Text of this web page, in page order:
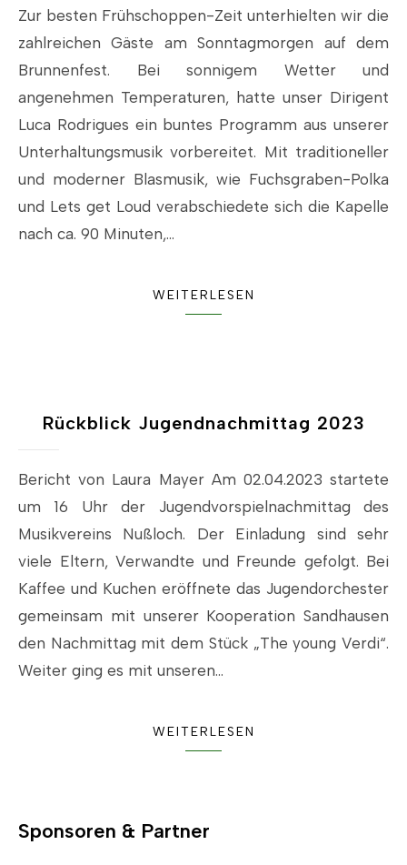
Zur besten Frühschoppen-Zeit unterhielten wir die
zahlreichen Gäste am Sonntagmorgen auf dem
Brunnenfest. Bei sonnigem Wetter und
angenehmen Temperaturen, hatte unser Dirigent
Luca Rodrigues ein buntes Programm aus unserer
Unterhaltungsmusik vorbereitet. Mit traditioneller
und moderner Blasmusik, wie Fuchsgraben-Polka
und Lets get Loud verabschiedete sich die Kapelle
nach ca. 90 Minuten,…
WEITERLESEN
Rückblick Jugendnachmittag 2023
Bericht von Laura Mayer Am 02.04.2023 startete
um 16 Uhr der Jugendvorspielnachmittag des
Musikvereins Nußloch. Der Einladung sind sehr
viele Eltern, Verwandte und Freunde gefolgt. Bei
Kaffee und Kuchen eröffnete das Jugendorchester
gemeinsam mit unserer Kooperation Sandhausen
den Nachmittag mit dem Stück „The young Verdi“.
Weiter ging es mit unseren…
WEITERLESEN
Sponsoren & Partner